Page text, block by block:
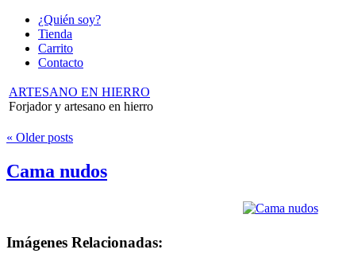
¿Quién soy?
Tienda
Carrito
Contacto
ARTESANO EN HIERRO
Forjador y artesano en hierro
« Older posts
Cama nudos
Imágenes Relacionadas: